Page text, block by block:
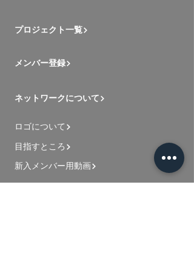
プロジェクト一覧
メンバー登録
ネットワークについて
ロゴについて
目指すところ
新入メンバー用動画